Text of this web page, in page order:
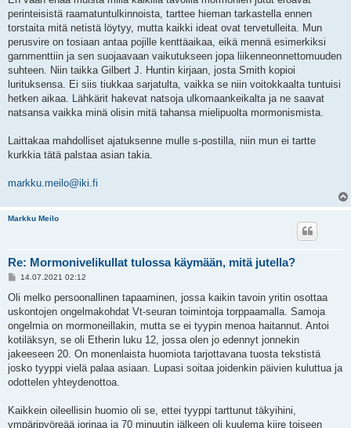
perinteisistä raamatuntulkinnoista, tarttee hieman tarkastella ennen
torstaita mitä netistä löytyy, mutta kaikki ideat ovat tervetulleita. Mun
perusvire on tosiaan antaa pojille kenttäaikaa, eikä mennä esimerkiksi
garnmenttiin ja sen suojaavaan vaikutukseen jopa liikenneonnettomuuden
suhteen. Niin taikka Gilbert J. Huntin kirjaan, josta Smith kopioi
lurituksensa. Ei siis tiukkaa sarjatulta, vaikka se niin voitokkaalta tuntuisi
hetken aikaa. Lähkärit hakevat natsoja ulkomaankeikalta ja ne saavat
natsansa vaikka minä olisin mitä tahansa mielipuolta mormonismista.
Laittakaa mahdolliset ajatuksenne mulle s-postilla, niin mun ei tartte
kurkkia tätä palstaa asian takia.
markku.meilo@iki.fi
Markku Meilo
Re: Mormonivelikullat tulossa käymään, mitä jutella?
V
e
t
i
14.07.2021 02:12
Oli melko persoonallinen tapaaminen, jossa kaikin tavoin yritin osottaa
uskontojen ongelmakohdat Vt-seuran toimintoja torppaamalla. Samoja
ongelmia on mormoneillakin, mutta se ei tyypin menoa haitannut. Antoi
kotiläksyn, se oli Etherin luku 12, jossa olen jo edennyt jonnekin
jakeeseen 20. On monenlaista huomiota tarjottavana tuosta tekstistä
josko tyyppi vielä palaa asiaan. Lupasi soitaa joidenkin päivien kuluttua ja
odottelen yhteydenottoa.
Kaikkein oileellisin huomio oli se, ettei tyyppi tarttunut täkyihini,
ympäripyöreää jorinaa ja 70 minuutin jälkeen oli kuulema kiire toiseen